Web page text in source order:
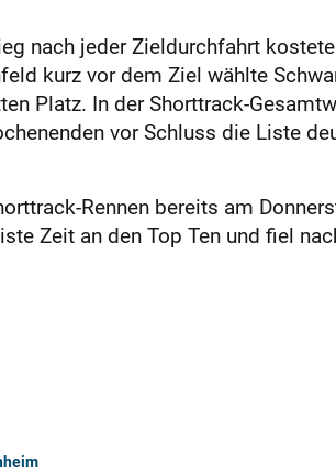
nach jeder Zieldurchfahrt
kurz vor dem Ziel wählte
Platz. In der Shorttrack-
vor Schluss die Liste
Rennen bereits am
Zeit an den Top Ten und fiel